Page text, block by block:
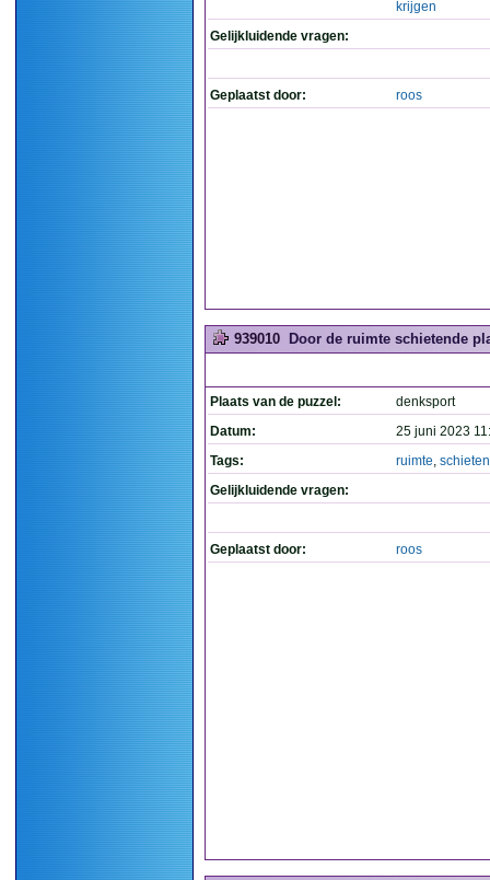
krijgen
Gelijkluidende vragen:
Geplaatst door: roos
939010 Door de ruimte schietende
Plaats van de puzzel:
denksport
Datum:
25 juni 2023
Tags:
ruimte,
Gelijkluidende vragen:
Geplaatst door: roos